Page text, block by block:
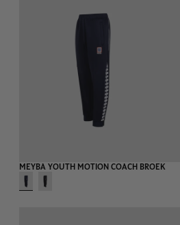
MEYBA YOUTH MOTION COACH BROEK